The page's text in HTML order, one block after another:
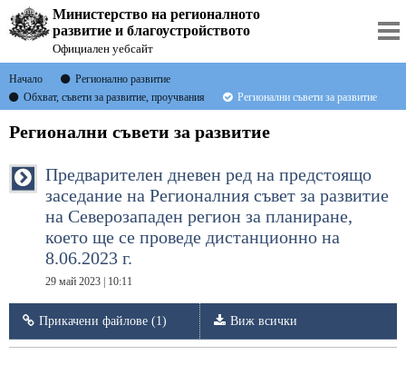
Министерство на регионалното
развитие и благоустройството
Официален уебсайт
Начало
Регионално развитие
Обхват, съвети за развитие, проучвания
Регионални съвети за развитие
Регионални съвети за развитие
Предварителен дневен ред на предстоящо
заседание на Регионалния съвет за развитие
на Северозападен регион за планиране,
което ще се проведе дистанционно на
8.06.2023 г.
29 май 2023 | 10:11
Прикачени файлове (1) Виж всички